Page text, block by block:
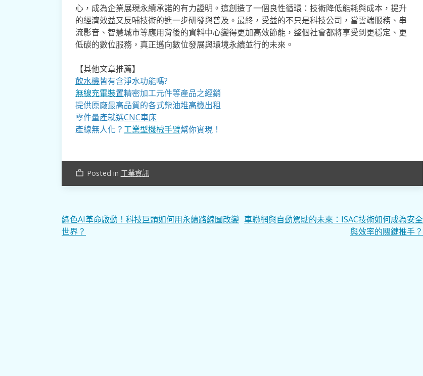
心，成為企業展現永續承諾的有力證明。這創造了一個良性循環：技術降低能耗與成本，提升
的經濟效益又反哺技術的進一步研發與普及。最終，受益的不只是科技公司，當雲端服務、串
流影音、智慧城市等應用背後的資料中心變得更加高效節能，整個社會都將享受到更穩定、更
低碳的數位服務，真正邁向數位發展與環境永續並行的未來。
【其他文章推薦】
飲水機皆有含淨水功能嗎?
無線充電裝置精密加工元件等產品之經銷
提供原廠最高品質的各式柴油堆高機出租
零件量產就選CNC車床
產線無人化？工業型機械手臂幫你實現！
work_outline Posted in 工業資訊
文
章
綠色AI革命啟動！科技巨頭如何用永續路線圖改變
世界？
車聯網與自動駕駛的未來：ISAC技術如何成為安全
與效率的關鍵推手？